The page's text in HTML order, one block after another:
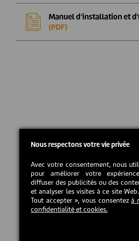
Manuel d’installation et
(PDF)
Nous respectons votre vie privée
Avec votre consentement, nous
pour améliorer votre
diffuser des publicités ou des
et analyser les visites à ce site
Tout accepter », vous consentezà
confidentialité et cookies.